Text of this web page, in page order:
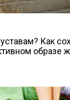
Как
образе